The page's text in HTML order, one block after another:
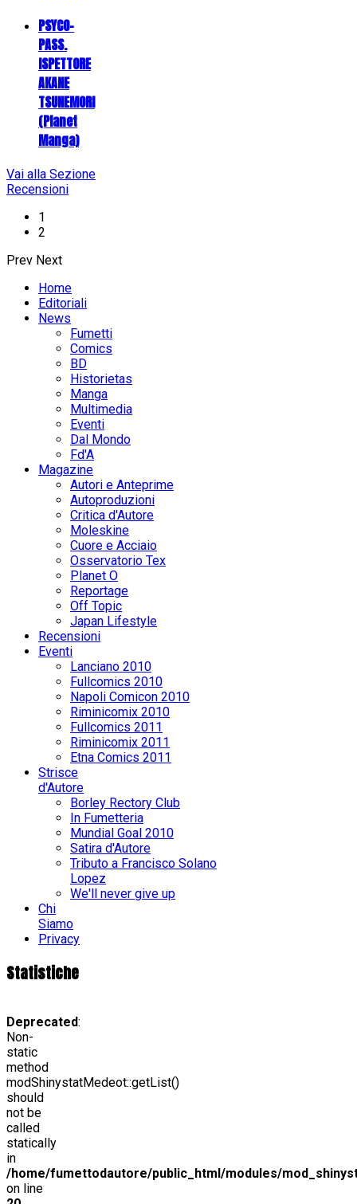
PSYCO-
PASS.
ISPETTORE
AKANE
TSUNEMORI
(Planet
Manga)
Vai alla Sezione
Recensioni
1
2
Prev Next
Home
Editoriali
News
Fumetti
Comics
BD
Historietas
Manga
Multimedia
Eventi
Dal Mondo
Fd'A
Magazine
Autori e Anteprime
Autoproduzioni
Critica d'Autore
Moleskine
Cuore e Acciaio
Osservatorio Tex
Planet O
Reportage
Off Topic
Japan Lifestyle
Recensioni
Eventi
Lanciano 2010
Fullcomics 2010
Napoli Comicon 2010
Riminicomix 2010
Fullcomics 2011
Riminicomix 2011
Etna Comics 2011
Strisce
d'Autore
Borley Rectory Club
In Fumetteria
Mundial Goal 2010
Satira d'Autore
Tributo a Francisco Solano
Lopez
We'll never give up
Chi
Siamo
Privacy
Statistiche
Deprecated:
Non-
static
method
modShinystatMedeot::getList()
should
not be
called
statically
in
/home/fumettodautore/public_html/modules/
on line